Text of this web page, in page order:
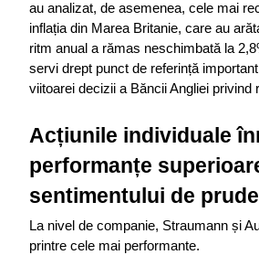
au analizat, de asemenea, cele mai
inflația din Marea Britanie, care au
ritm anual a rămas neschimbată la
servi drept punct de referință
viitoarei decizii a Băncii Angliei privind
Acțiunile individuale
performanțe
sentimentului de
La nivel de companie, Straumann și
printre cele mai performante.